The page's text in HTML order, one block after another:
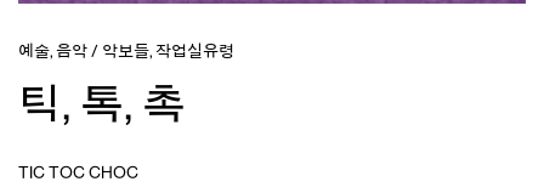
예술, 음악 / 악보들, 작업실유령
틱, 톡, 촉
TIC TOC CHOC